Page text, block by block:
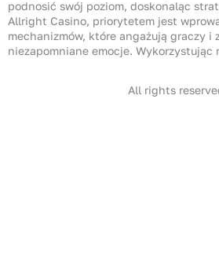
podnosić swój poziom, doskonaląc
Allright Casino, priorytetem jest
mechanizmów, które angażują graczy i
niezapomniane emocje.
All rights